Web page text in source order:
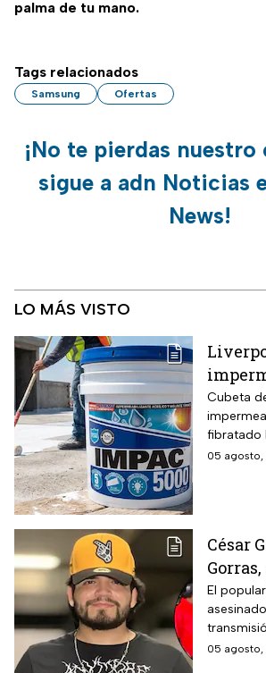
palma de tu mano.
Tags relacionados
Samsung Ofertas
¡No te pierdas
sigue a adn Noticias
News!
LO MÁS VISTO
litros y
de 4-6
13 MSI
Cubeta
fibratado
con base
lámina
además
asbesto
05 agosto,
César
las
pistas
tras el
El
de
05 agosto,